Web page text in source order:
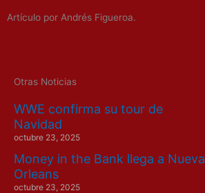
Artículo por Andrés Figueroa.
Otras Noticias
WWE confirma su tour de
Navidad
octubre 23, 2025
Money in the Bank llega a Nueva
Orleans
octubre 23, 2025